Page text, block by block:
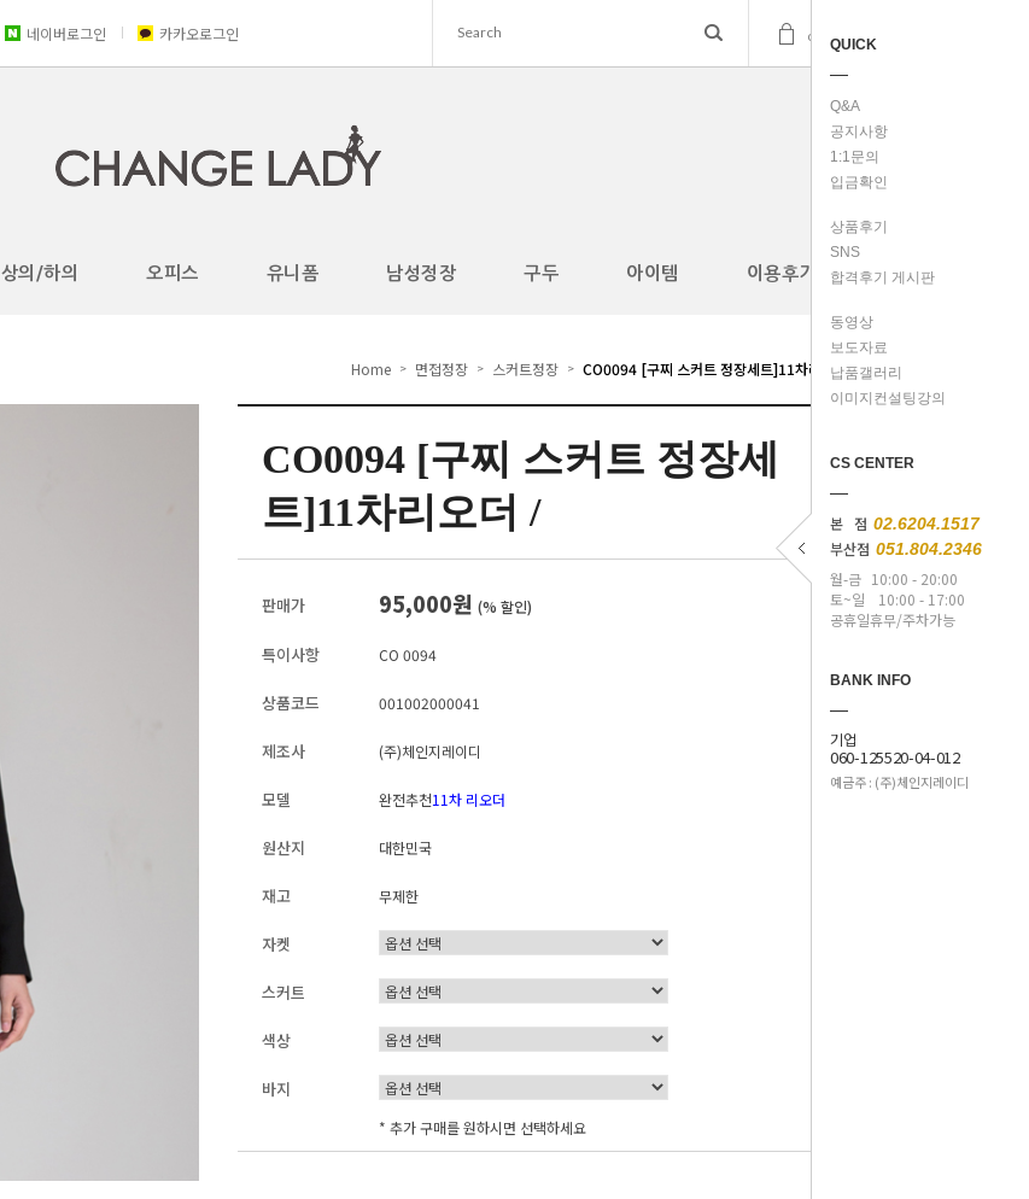
QUICK
Q&A
공지사항
1:1문의
입금확인
상품후기
SNS
합격후기 게시판
동영상
보도자료
납품갤러리
이미지컨설팅강의
CS CENTER
본 점 02.6204.1517
부산점 051.804.2346
월-금 10:00 - 20:00
토~일
10:00 - 17:00
공휴일휴무/주차가능
BANK INFO
기업
060-125520-04-012
예금주 : (주)체인지레이디
네이버로그인 카카오로그인 cart(0)
상의/하의 오피스 유니폼 남성정장 구두 아이템 이용후기
Home > 면접정장 > 스커트정장 > CO0094 [구찌 스커트 정장세트]11차리오더 /
CO0094 [구찌 스커트 정장세
트]11차리오더 /
판매가 95,000원 (% 할인)
특이사항 CO 0094
상품코드 001002000041
제조사 (주)체인지레이디
모델 완전추천11차 리오더
원산지 대한민국
재고 무제한
자켓
스커트
색상
바지
* 추가 구매를 원하시면 선택하세요